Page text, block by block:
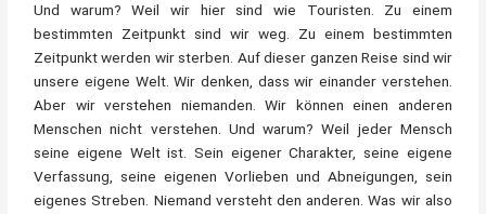
Und warum? Weil wir hier sind wie Touristen. Zu einem
bestimmten Zeitpunkt sind wir weg. Zu einem bestimmten
Zeitpunkt werden wir sterben. Auf dieser ganzen Reise sind wir
unsere eigene Welt. Wir denken, dass wir einander verstehen.
Aber wir verstehen niemanden. Wir können einen anderen
Menschen nicht verstehen. Und warum? Weil jeder Mensch
seine eigene Welt ist. Sein eigener Charakter, seine eigene
Verfassung, seine eigenen Vorlieben und Abneigungen, sein
eigenes Streben. Niemand versteht den anderen. Was wir also